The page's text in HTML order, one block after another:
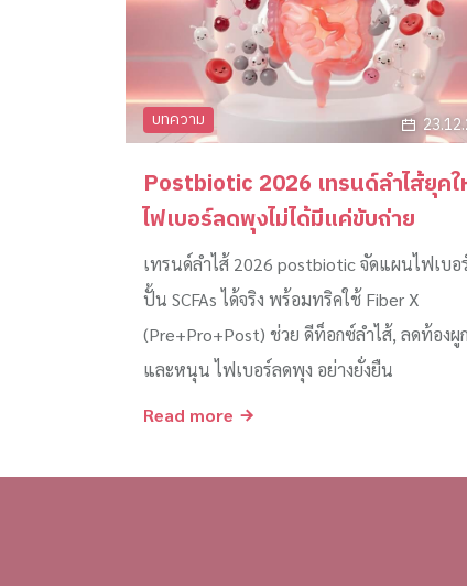
บทความ
Postbiotic 2026 เทรนด์ลำไส้ยุค
ไฟเบอร์ลดพุงไม่ได้มีแค่ขับถ่าย
เทรนด์ลำไส้ 2026 postbiotic จัดแผนไฟเบอ
ปั้น SCFAs ได้จริง พร้อมทริคใช้ Fiber X
(Pre+Pro+Post) ช่วย ดีท็อกซ์ลำไส้, ลดท้องผู
และหนุน ไฟเบอร์ลดพุง อย่างยั่งยืน
Read more